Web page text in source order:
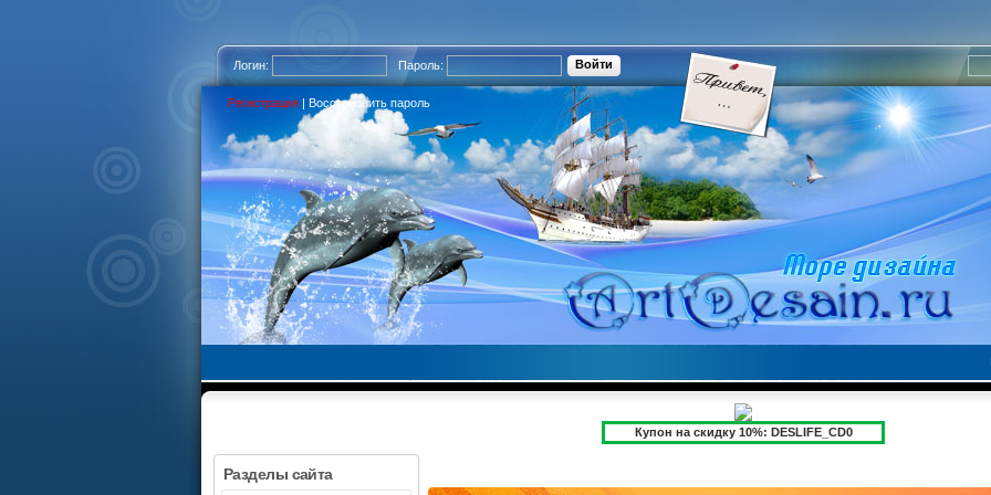
Логин: Пароль:
Регистрация | Восстановить пароль
Купон на скидку 10%: DESLIFE_CD0
Разделы сайта